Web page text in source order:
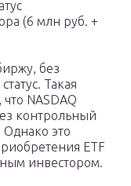
(6 млн руб. +
без
Такая
NASDAQ
контрольный
Однако это
ETF
инвестором.